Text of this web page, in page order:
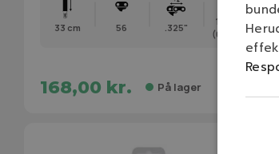
33 cm 56 .325"
1,5 mm
(0,058″)
168,00 kr. På lager